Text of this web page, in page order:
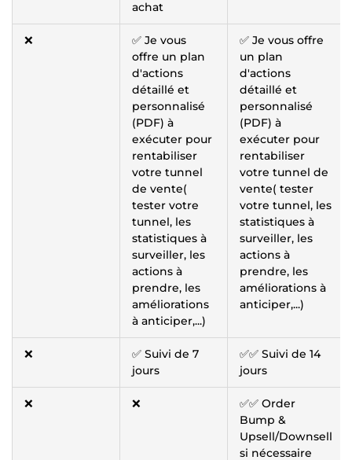
achat
❌
✅ Je vous
offre un plan
d'actions
détaillé et
personnalisé
(PDF) à
exécuter pour
rentabiliser
votre tunnel
de vente(
tester votre
tunnel, les
statistiques à
surveiller, les
actions à
prendre, les
améliorations
à anticiper,...)
✅ Je vous offre
un plan
d'actions
détaillé et
personnalisé
(PDF) à
exécuter pour
rentabiliser
votre tunnel de
vente( tester
votre tunnel, les
statistiques à
surveiller, les
actions à
prendre, les
améliorations à
anticiper,...)
❌
✅ Suivi de 7
jours
✅✅ Suivi de 14
jours
❌ ❌
✅✅ Order
Bump &
Upsell/Downsell
si nécessaire